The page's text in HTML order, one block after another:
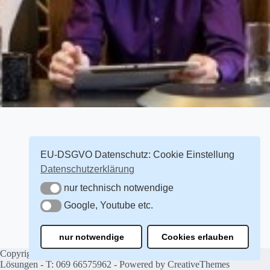
Copyright © 2026 All in One Universal Videokonferenz
Lösungen - T: 069 66575962 - Powered by CreativeThemes
EU-DSGVO Datenschutz: Cookie Einstellung
Datenschutzerklärung
nur technisch notwendige
nur technisch notwendige
Google, Youtube etc.
Google, Youtube etc.
nur notwendige Cookies erlauben